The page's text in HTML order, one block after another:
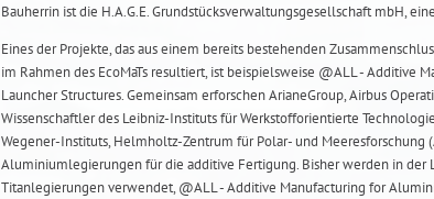
Bauherrin ist die H.A.G.E. Grundstücksverwaltungsgesellschaft mbH,
Eines der Projekte, das aus einem bereits bestehenden
im Rahmen des EcoMaTs resultiert, ist beispielsweise @ALL - Additive
Launcher Structures. Gemeinsam erforschen ArianeGroup, Airbus
Wissenschaftler des Leibniz-Instituts für Werkstofforientierte
Wegener-Instituts, Helmholtz-Zentrum für Polar- und Meeresforschung
Aluminiumlegierungen für die additive Fertigung. Bisher werden in der
Titanlegierungen verwendet, @ALL - Additive Manufacturing for